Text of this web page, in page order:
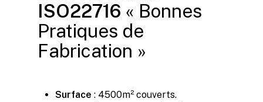
ISO22716 « Bonnes
Pratiques de
Fabrication »
Surface : 4500m² couverts.